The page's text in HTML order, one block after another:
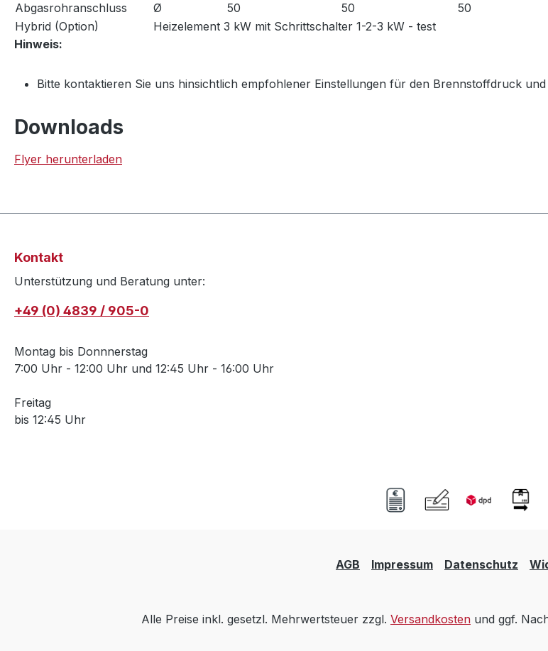
Abgasrohranschluss
Ø 50 50 50
Hybrid (Option)
Heizelement 3 kW mit Schrittschalter 1-2-3 kW - test
Hinweis:
Bitte kontaktieren Sie uns hinsichtlich empfohlener Einstellungen für den Brennstoffdruck
Downloads
Flyer herunterladen
Kontakt
Unterstützung und Beratung unter:
+49 (0) 4839 / 905-0
Montag bis Donnnerstag
7:00 Uhr - 12:00 Uhr und 12:45 Uhr - 16:00 Uhr
Freitag
bis 12:45 Uhr
AGB Impressum Datenschutz
Alle Preise inkl. gesetzl. Mehrwertsteuer zzgl. Versandkosten und ggf.